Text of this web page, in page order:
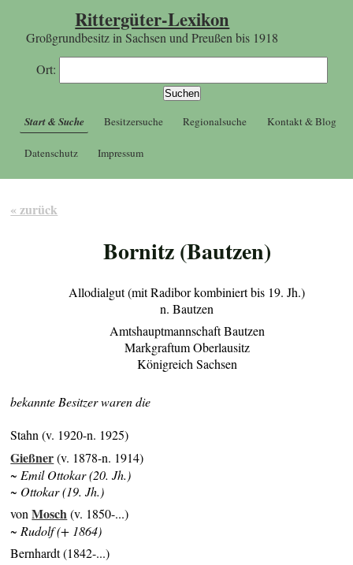
Rittergüter-Lexikon
Großgrundbesitz in Sachsen und Preußen bis 1918
Ort:
Start & Suche Besitzersuche Regionalsuche Kontakt & Blog
Datenschutz Impressum
« zurück
Bornitz (Bautzen)
Allodialgut (mit Radibor kombiniert bis 19. Jh.)
n. Bautzen
Amtshauptmannschaft Bautzen
Markgraftum Oberlausitz
Königreich Sachsen
bekannte Besitzer waren die
Stahn (v. 1920-n. 1925)
Gießner(v. 1878-n. 1914)
~ Emil Ottokar (20. Jh.)
~ Ottokar (19. Jh.)
vonMosch(v. 1850-...)
~ Rudolf (+ 1864)
Bernhardt (1842-...)